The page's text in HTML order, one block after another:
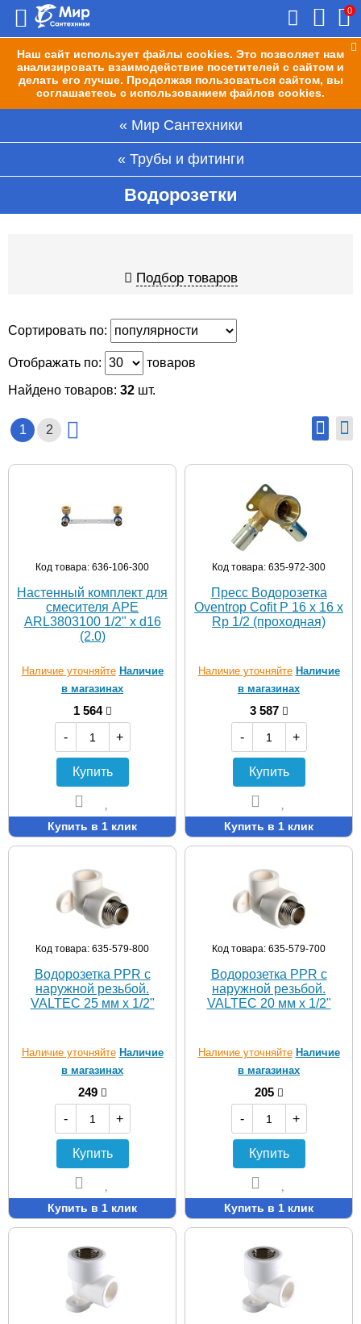
Наш сайт использует файлы cookies. Это позволяет нам
анализировать взаимодействие посетителей с сайтом и
делать его лучше. Продолжая пользоваться сайтом, вы
соглашаетесь с использованием файлов cookies.
0
Мир Сантехники
Трубы и фитинги
Водорозетки
Подбор товаров
Сортировать по:
Отображать по:
товаров
Найдено товаров: 32 шт.
1 2
Код товара: 636-106-300
Настенный комплект для
смесителя APE
ARL3803100 1/2" x d16
(2.0)
Наличие уточняйте Наличие
в магазинах
1 564
-
+
Купить
Купить в 1 клик
Код товара: 635-972-300
Пресс Водорозетка
Oventrop Cofit P 16 х 16 х
Rp 1/2 (проходная)
Наличие уточняйте Наличие
в магазинах
3 587
-
+
Купить
Купить в 1 клик
Код товара: 635-579-800
Водорозетка PPR с
наружной резьбой.
VALTEC 25 мм х 1/2"
Наличие уточняйте Наличие
в магазинах
249
-
+
Купить
Купить в 1 клик
Код товара: 635-579-700
Водорозетка PPR с
наружной резьбой.
VALTEC 20 мм х 1/2"
Наличие уточняйте Наличие
в магазинах
205
-
+
Купить
Купить в 1 клик